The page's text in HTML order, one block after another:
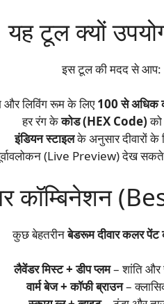
यह टूल क्यों
इस टूल की मदद से आप:
लिविंग रूम के लिए100 से अधिक
हर रंग केकोड (HEX Code)
इंडियन स्टाइलके अनुसार दीवारों
(Live Preview) देख सकते
कॉम्बिनेशन
कुछ बेहतरीनबेडरूम दीवार कलर पेंट
लैवेंडर मिस्ट + डीप प्लम– शांति और
वार्म बेज + कॉफी ब्राउन–